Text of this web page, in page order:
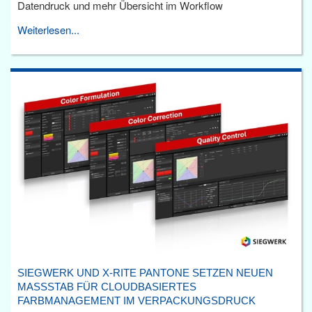
Datendruck und mehr Übersicht im Workflow
Weiterlesen...
SIEGWERK UND X-RITE PANTONE SETZEN NEUEN
MASSSTAB FÜR CLOUDBASIERTES F
ARBMANAGEMENT IM VERPACKUNGSDRUCK